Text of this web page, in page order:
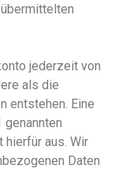
jederzeit von
als die
entstehen. Eine
hierfür aus. Wir
Daten